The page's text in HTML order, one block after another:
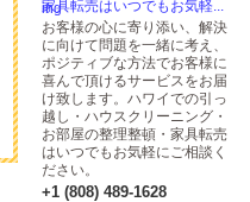
家具転売はいつでもお気軽...
お客様の⼼に寄り添い、解決
に向けて問題を一緒に考え、
ポジティブな方法でお客様に
喜んで頂けるサービスをお届
け致します。ハワイでの引っ
越し・ハウスクリーニング・
お部屋の整理整頓・家具転売
はいつでもお気軽にご相談く
ださい。
+1 (808) 489-1628